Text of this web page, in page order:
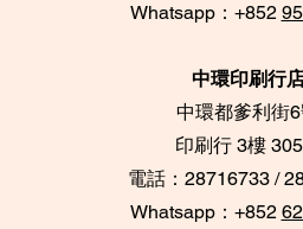
​Whatsapp：+852
中環印刷行
中環都爹利街
印刷行 3樓
電話：28716733 /
Whatsapp：+852